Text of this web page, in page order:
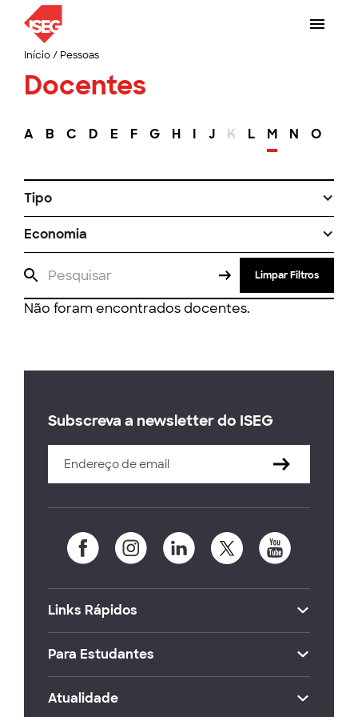
Início/ Pessoas
Docentes
A B C D E F G H I J K L M N O
Tipo
Economia
Limpar Filtros
Não foram encontrados docentes.
Subscreva a newsletter do ISEG
Links Rápidos
Para Estudantes
Atualidade